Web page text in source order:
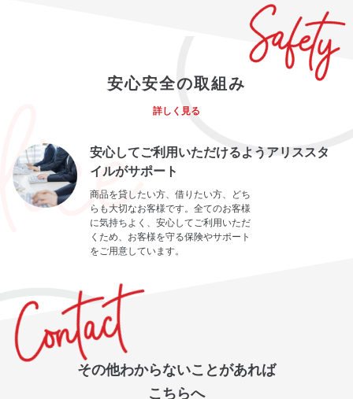
安心安全の取組み
詳しく見る
安心してご利用いただけるようアリススタ
イルがサポート
商品を貸したい方、借りたい方、どち
らも大切なお客様です。全てのお客様
に気持ちよく、安心してご利用いただ
くため、お客様を守る保険やサポート
をご用意しています。
その他わからないことがあれば
こちらへ